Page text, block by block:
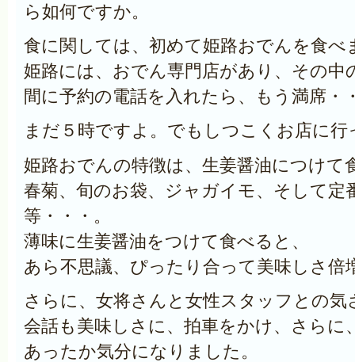
ら如何ですか。
食に関しては、初めて姫路おでんを食べ
姫路には、おでん専門店があり、その中
間に予約の電話を入れたら、もう満席・
まだ５時ですよ。でもしつこくお店に行
姫路おでんの特徴は、生姜醤油につけて
春菊、旬のお袋、ジャガイモ、そして定
等・・・。
薄味に生姜醤油をつけて食べると、
あら不思議、ぴったり合って美味しさ倍
さらに、女将さんと女性スタッフとの気
会話も美味しさに、拍車をかけ、さらに
あったか気分になりました。